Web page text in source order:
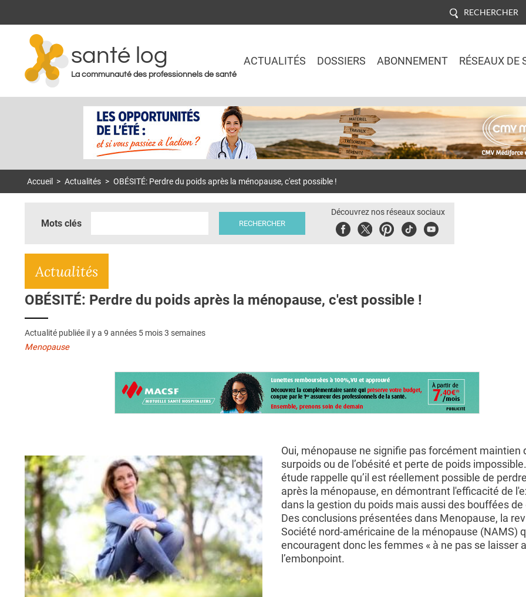
RECHERCHER
santé log
La communauté des professionnels de santé
ACTUALITÉS DOSSIERS ABONNEMENT RÉSEAUX DE
Accueil > Actualités > OBÉSITÉ: Perdre du poids après la ménopause, c'est possible !
Mots clés
Découvrez nos réseaux sociaux
FacebookTwitterPinterest
TiktokYoubute
Actualités
OBÉSITÉ: Perdre du poids après la ménopause, c'est possible !
Actualité publiée il y a 9 années 5 mois 3 semaines
Menopause
Oui, ménopause ne signifie pas forcément maintien
surpoids ou de l’obésité et perte de poids
étude rappelle qu’il est réellement possible de
après la ménopause, en démontrant l'efficacité de
dans la gestion du poids mais aussi des bouffées de
Des conclusions présentées dans Menopause, la
Société nord-américaine de la ménopause (NAMS)
encouragent donc les femmes « à ne pas se laisser
l’embonpoint.